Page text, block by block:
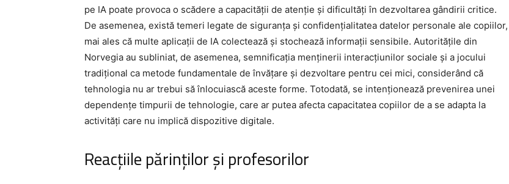
pe IA poate provoca o scădere a capacității de atenție și dificultăți în dezvoltarea gândirii critice.
De asemenea, există temeri legate de siguranța și confidențialitatea datelor personale ale copiilor,
mai ales că multe aplicații de IA colectează și stochează informații sensibile. Autoritățile din
Norvegia au subliniat, de asemenea, semnificația menținerii interacțiunilor sociale și a jocului
tradițional ca metode fundamentale de învățare și dezvoltare pentru cei mici, considerând că
tehnologia nu ar trebui să înlocuiască aceste forme. Totodată, se intenționează prevenirea unei
dependențe timpurii de tehnologie, care ar putea afecta capacitatea copiilor de a se adapta la
activități care nu implică dispozitive digitale.
Reacțiile părinților și profesorilor